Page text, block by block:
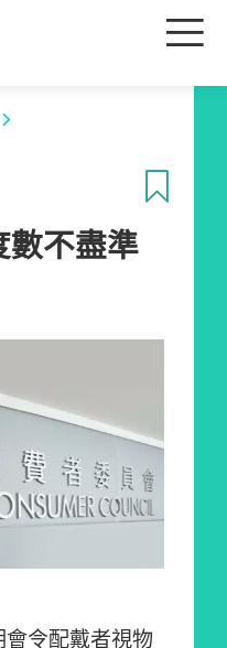
目
數不盡準
令配戴者視物